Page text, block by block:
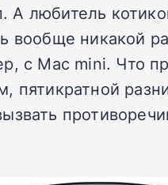
А любитель
вообще никакой
с Mac mini. Что
пятикратной